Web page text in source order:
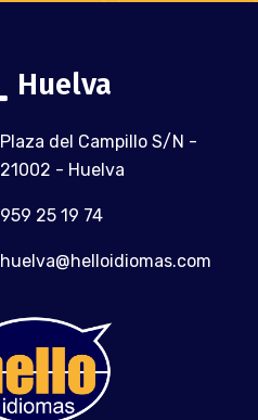
Huelva
Plaza del Campillo S/N -
21002 - Huelva
959 25 19 74
huelva@helloidiomas.com